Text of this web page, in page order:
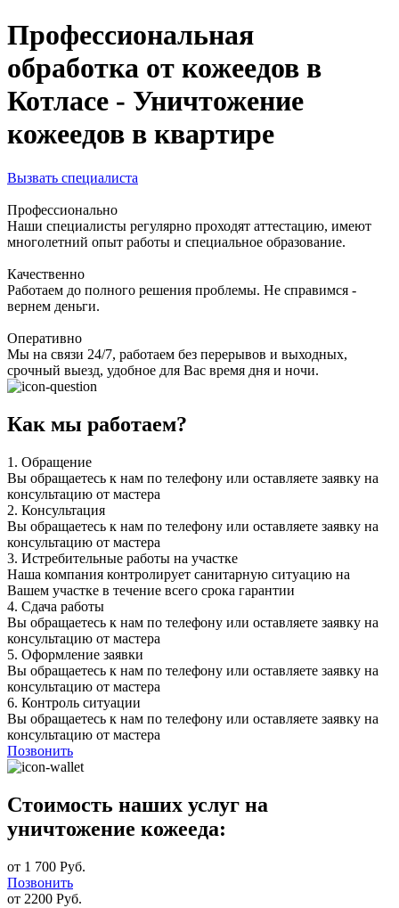
Профессиональная
обработка от кожеедов в
Котласе - Уничтожение
кожеедов в квартире
Вызвать специалиста
Профессионально
Наши специалисты регулярно проходят аттестацию, имеют
многолетний опыт работы и специальное образование.
Качественно
Работаем до полного решения проблемы. Не справимся -
вернем деньги.
Оперативно
Мы на связи 24/7, работаем без перерывов и выходных,
срочный выезд, удобное для Вас время дня и ночи.
Как мы работаем?
1. Обращение
Вы обращаетесь к нам по телефону или оставляете заявку на
консультацию от мастера
2. Консультация
Вы обращаетесь к нам по телефону или оставляете заявку на
консультацию от мастера
3. Истребительные работы на участке
Наша компания контролирует санитарную ситуацию на
Вашем участке в течение всего срока гарантии
4. Сдача работы
Вы обращаетесь к нам по телефону или оставляете заявку на
консультацию от мастера
5. Оформление заявки
Вы обращаетесь к нам по телефону или оставляете заявку на
консультацию от мастера
6. Контроль ситуации
Вы обращаетесь к нам по телефону или оставляете заявку на
консультацию от мастера
Позвонить
Стоимость наших услуг на
уничтожение кожееда:
от 1 700 Руб.
Позвонить
от 2200 Руб.